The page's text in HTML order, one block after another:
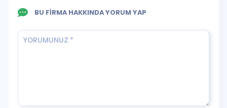
BU FİRMA HAKKINDA YORUM YAP